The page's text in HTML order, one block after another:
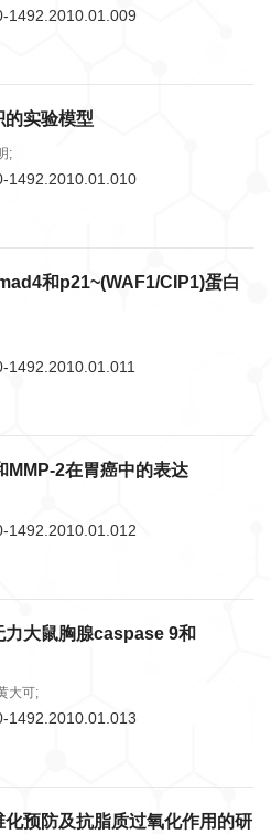
1492.2010.01.009
实验模型
;
1492.2010.01.010
和p21~(WAF1/CIP1)蛋白
1492.2010.01.011
MMP-2在胃癌中的表达
1492.2010.01.012
大鼠胸腺caspase 9和
大可;
1492.2010.01.013
预防及抗脂质过氧化作用的研